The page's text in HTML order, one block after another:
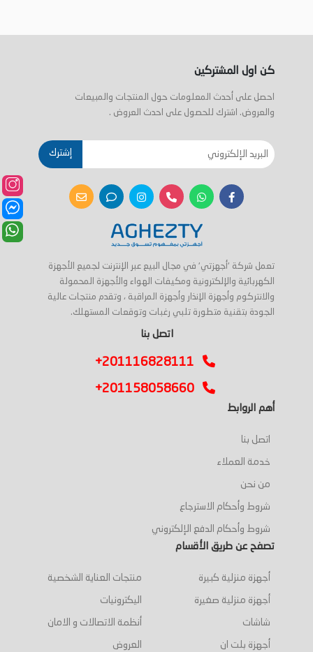
كن اول المشتركين
احصل على أحدث المعلومات حول المنتجات والمبيعات
والعروض. اشترك للحصول على احدث العروض .
إشترك
تعمل شركة 'أجهزتي' في مجال البيع عبر الإنترنت لجميع الأجهزة
الكهربائية والإلكترونية ومكيفات الهواء والأجهزة المحمولة
والانتركوم وأجهزة الإنذار وأجهزة المراقبة ، وتقدم منتجات عالية
الجودة بتقنية متطورة تلبي رغبات وتوقعات المستهلك.
اتصل بنا
+201116828111
+201158058660
أهم الروابط
اتصل بنا
خدمة العملاء
من نحن
شروط وأحكام الاسترجاع
شروط وأحكام الدفع الإلكتروني
تصفح عن طريق الأقسام
أجهزة منزلية كبيرة
أجهزة منزلية صغيرة
شاشات
أجهزة بلت ان
منتجات العناية الشخصية
اليكترونيات
أنظمة الاتصالات و الامان
العروض